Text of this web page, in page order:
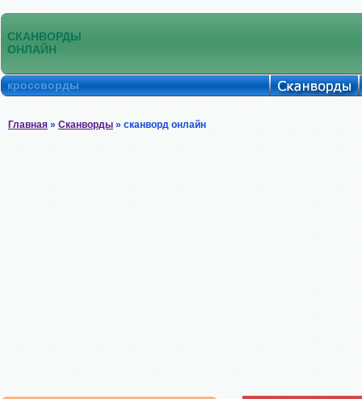
СКАНВОРДЫ
ОНЛАЙН
кроссворды
Главная » Сканворды » сканворд онлайн